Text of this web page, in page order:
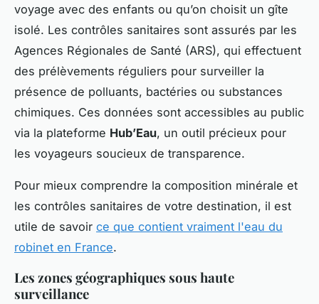
voyage avec des enfants ou qu’on choisit un gîte
isolé. Les contrôles sanitaires sont assurés par les
Agences Régionales de Santé (ARS), qui effectuent
des prélèvements réguliers pour surveiller la
présence de polluants, bactéries ou substances
chimiques. Ces données sont accessibles au public
via la plateforme Hub’Eau, un outil précieux pour
les voyageurs soucieux de transparence.
Pour mieux comprendre la composition minérale et
les contrôles sanitaires de votre destination, il est
utile de savoir ce que contient vraiment l'eau du
robinet en France.
Les zones géographiques sous haute
surveillance